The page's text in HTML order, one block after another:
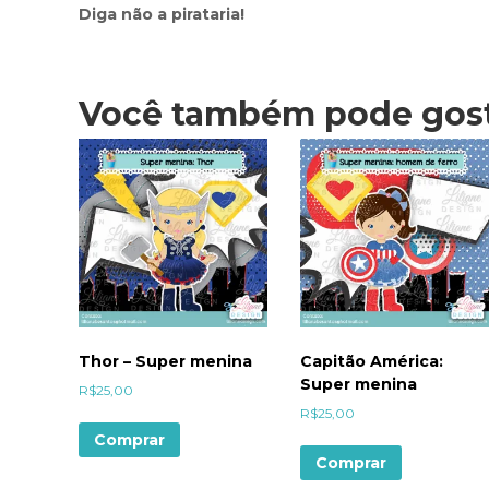
Diga não a pirataria!
Você também pode
Thor – Super menina
R$25,00
Comprar
Capitão América:
Super menina
R$25,00
Comprar